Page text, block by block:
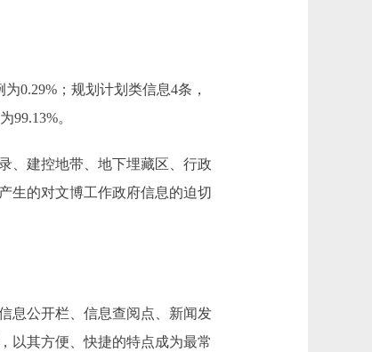
0.29%；规划计划类信息4条，
99.13%。
建控地带、地下埋藏区、行政
生的对文博工作政府信息的迫切
息公开栏、信息查阅点、新闻发
以其方便、快捷的特点成为最常